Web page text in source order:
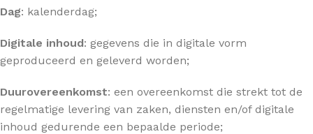
Dag: kalenderdag;
Digitale inhoud: gegevens die in digitale vorm
geproduceerd en geleverd worden;
Duurovereenkomst: een overeenkomst die strekt tot de
regelmatige levering van zaken, diensten en/of digitale
inhoud gedurende een bepaalde periode;